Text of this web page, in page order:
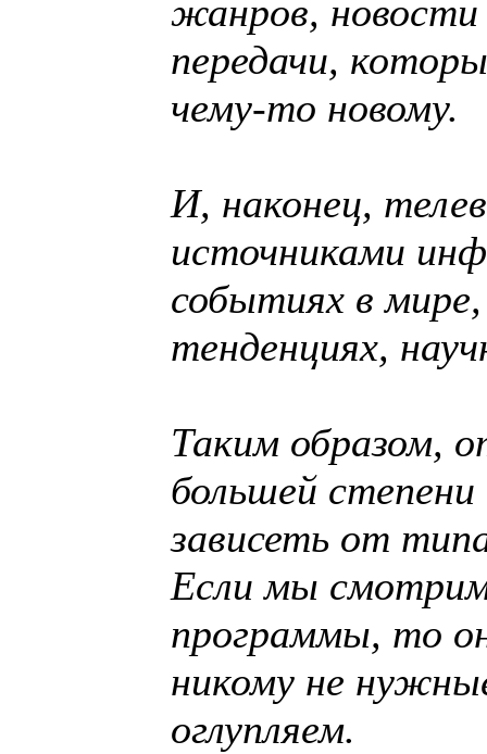
жанров, новости
передачи,
чему-то новому.
И, наконец,
источниками
событиях в
тенденциях,
Таким образом,
большей
зависеть от
Если мы смотрим
программы, то
никому не
оглупляем.